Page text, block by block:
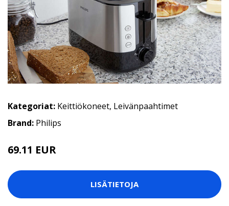
Kategoriat: Keittiökoneet, Leivänpaahtimet
Brand: Philips
69.11 EUR
LISÄTIETOJA